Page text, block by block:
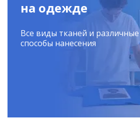
на одежде
Все виды тканей и различные
способы нанесения